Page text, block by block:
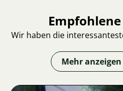
Wir haben die
Mehr anzeigen